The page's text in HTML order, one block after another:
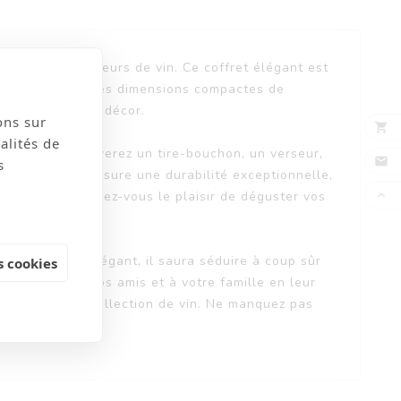
tous les amateurs de vin. Ce coffret élégant est
Avec ses dimensions compactes de
à votre décor.
Vous y trouverez un tire-bouchon, un verseur,
seulement assure une durabilité exceptionnelle,
temps. Offrez-vous le plaisir de déguster vos
emballage élégant, il saura séduire à coup sûr
plaisir à vos amis et à votre famille en leur
à leur collection de vin. Ne manquez pas



sur
de
cookies